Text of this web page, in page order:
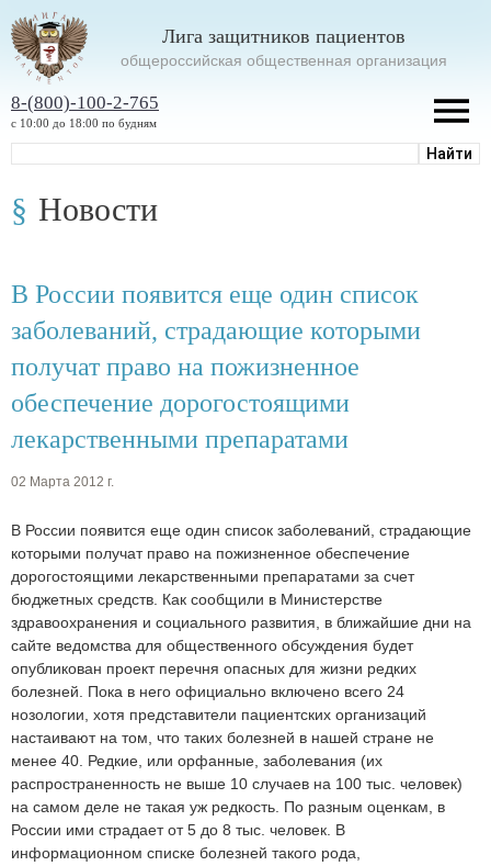
Лига защитников пациентов
oбщероссийская общественная организация
8-(800)-100-2-765
с 10:00 до 18:00 по будням
Новости
В России появится еще один список
заболеваний, страдающие которыми
получат право на пожизненное
обеспечение дорогостоящими
лекарственными препаратами
02 Марта 2012 г.
В России появится еще один список заболеваний, страдающие
которыми получат право на пожизненное обеспечение
дорогостоящими лекарственными препаратами за счет
бюджетных средств. Как сообщили в Министерстве
здравоохранения и социального развития, в ближайшие дни на
сайте ведомства для общественного обсуждения будет
опубликован проект перечня опасных для жизни редких
болезней. Пока в него официально включено всего 24
нозологии, хотя представители пациентских организаций
настаивают на том, что таких болезней в нашей стране не
менее 40. Редкие, или орфанные, заболевания (их
распространенность не выше 10 случаев на 100 тыс. человек)
на самом деле не такая уж редкость. По разным оценкам, в
России ими страдает от 5 до 8 тыс. человек. В
информационном списке болезней такого рода,